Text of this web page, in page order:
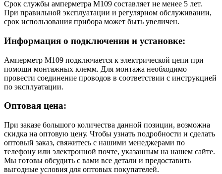
Срок службы амперметра М109 составляет не менее 5 лет.
При правильной эксплуатации и регулярном обслуживании,
срок использования прибора может быть увеличен.
Информация о подключении и установке:
Амперметр М109 подключается к электрической цепи при
помощи монтажных клемм. Для монтажа необходимо
провести соединение проводов в соответствии с инструкцией
по эксплуатации.
Оптовая цена:
При заказе большого количества данной позиции, возможна
скидка на оптовую цену. Чтобы узнать подробности и сделать
оптовый заказ, свяжитесь с нашими менеджерами по
телефону или электронной почте, указанным на нашем сайте.
Мы готовы обсудить с вами все детали и предоставить
выгодные условия для оптовых покупателей.